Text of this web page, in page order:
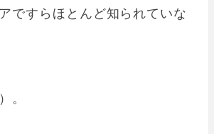
ですらほとんど知られていな
。